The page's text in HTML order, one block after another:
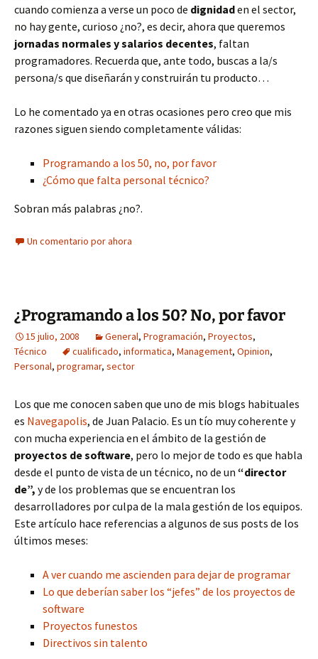
cuando comienza a verse un poco de dignidaden el sector,
no hay gente, curioso ¿no?, es decir, ahora que queremos
jornadas normales y salarios decentes, faltan
programadores. Recuerda que, ante todo, buscas a la/s
persona/s que diseñarán y construirán tu producto…
Lo he comentado ya en otras ocasiones pero creo que mis
razones siguen siendo completamente válidas:
Programando a los 50, no, por favor
¿Cómo que falta personal técnico?
Sobran más palabras ¿no?.
Un comentario por ahora
¿Programando a los 50? No, por favor
15 julio, 2008 General, Programación, Proyectos,
Técnico
cualificado, informatica, Management, Opinion,
Personal, programar, sector
Los que me conocen saben que uno de mis blogs habituales
es Navegapolis, de Juan Palacio. Es un tío muy coherente y
con mucha experiencia en el ámbito de la gestión de
proyectos de software, pero lo mejor de todo es que habla
desde el punto de vista de un técnico, no de un “director
de”, y de los problemas que se encuentran los
desarrolladores por culpa de la mala gestión de los equipos.
Este artículo hace referencias a algunos de sus posts de los
últimos meses:
A ver cuando me ascienden para dejar de programar
Lo que deberían saber los “jefes” de los proyectos de
software
Proyectos funestos
Directivos sin talento